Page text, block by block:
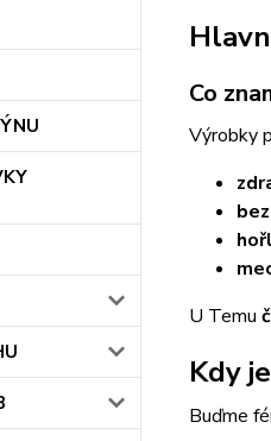
Co
Výrobky
U Temu
Kdy
Buďme